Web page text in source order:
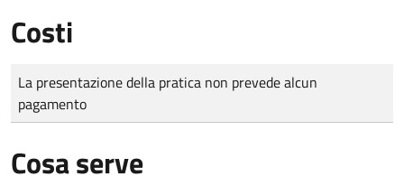
Costi
Tipo di pagamento
Importo
La presentazione della pratica non prevede alcun
pagamento
Cosa serve